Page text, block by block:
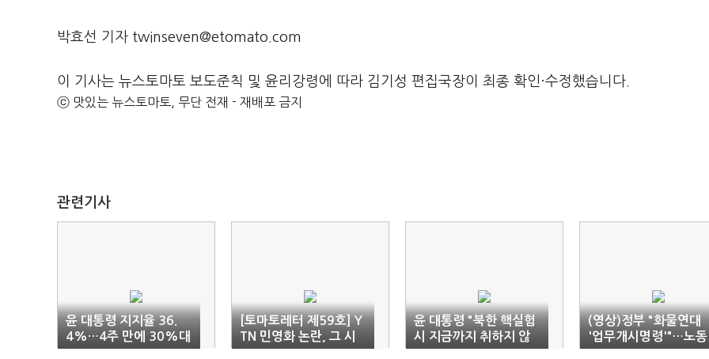
박효선 기자 twinseven@etomato.com
이 기사는 뉴스토마토 보도준칙 및 윤리강령에 따라 김기성 편집국장이 최종 확인·수정했습니다.
ⓒ 맛있는 뉴스토마토, 무단 전재 - 재배포 금지
관련기사
윤 대통령 지지율 36.
4%…4주 만에 30%대
중반 회복
[토마토레터 제59호] Y
TN 민영화 논란, 그 시
작과 끝
윤 대통령 "북한 핵실험
시 지금까지 취하지 않
았던 대응"
(영상)정부 "화물연대
'업무개시명령'"…노동
계 "헌법상 기본권 침